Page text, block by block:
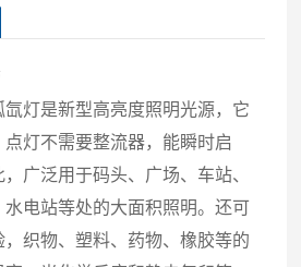
灯是新型高亮度照明光源，它
灯不需要整流器，能瞬时启
广泛用于码头、广场、车站、
电站等处的大面积照明。还可
织物、塑料、药物、橡胶等的